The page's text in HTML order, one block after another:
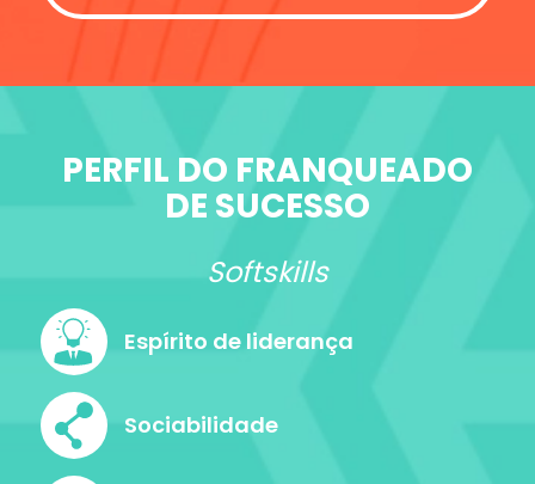
PERFIL DO FRANQUEADO
DE SUCESSO
Softskills
Espírito de liderança
Sociabilidade